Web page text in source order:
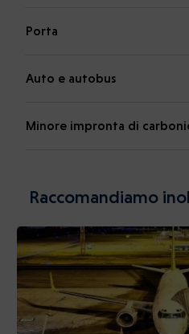
Porta
Auto e autobus
Minore impronta di
Raccomandiamo